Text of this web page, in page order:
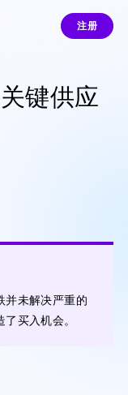
注册
键供应
并未解决严重的
买入机会。